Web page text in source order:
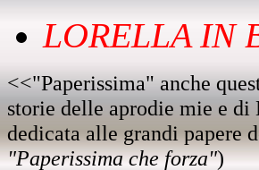
LORELLA IN
<<"Paperissima" anche
storie delle aprodie mie e di
dedicata alle grandi papere
"Paperissima che forza")